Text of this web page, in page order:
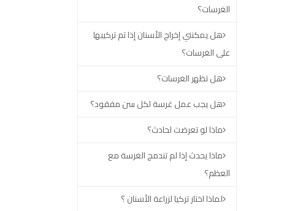
الغرسات؟
هل يمكنني إخراج الأسنان إذا تم تركيبها
على الغرسات؟
هل تظهر الغرسات؟
هل يجب عمل غرسة لكل سن مفقود؟
ماذا لو تعرضت لحادث؟
ماذا يحدث إذا لم تندمج الغرسة مع
العظم؟
لماذا اختار تركيا لزراعة الأسنان ؟